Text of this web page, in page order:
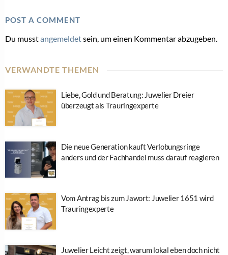
POST A COMMENT
Du musstangemeldetsein, um einen Kommentar abzugeben.
VERWANDTE THEMEN
Liebe, Gold und Beratung: Juwelier Dreier
überzeugt als Trauringexperte
Die neue Generation kauft Verlobungsringe
anders und der Fachhandel muss darauf reagieren
Vom Antrag bis zum Jawort: Juwelier 1651 wird
Trauringexperte
Juwelier Leicht zeigt, warum lokal eben doch nicht